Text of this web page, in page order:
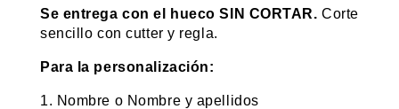
Se entrega con el hueco SIN CORTAR.Corte
sencillo con cutter y regla.
Para la personalización:
1. Nombre o Nombre y apellidos